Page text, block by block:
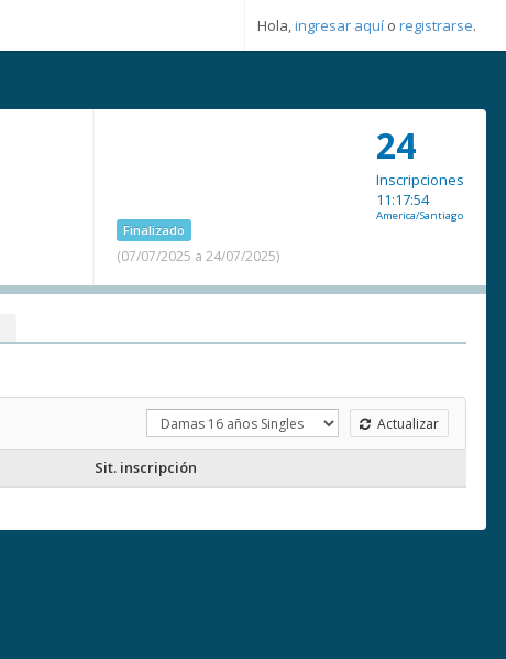
Hola,ingresar aquí o registrarse.
Finalizado
(07/07/2025 a 24/07/2025)
24
Inscripciones
11:17:54
America/Santiago
Actualizar
Sit. inscripción